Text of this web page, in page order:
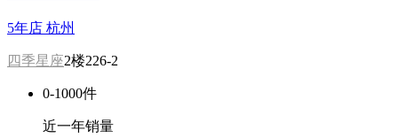
5年店 杭州
四季星座2楼226-2
0-1000件
近一年销量